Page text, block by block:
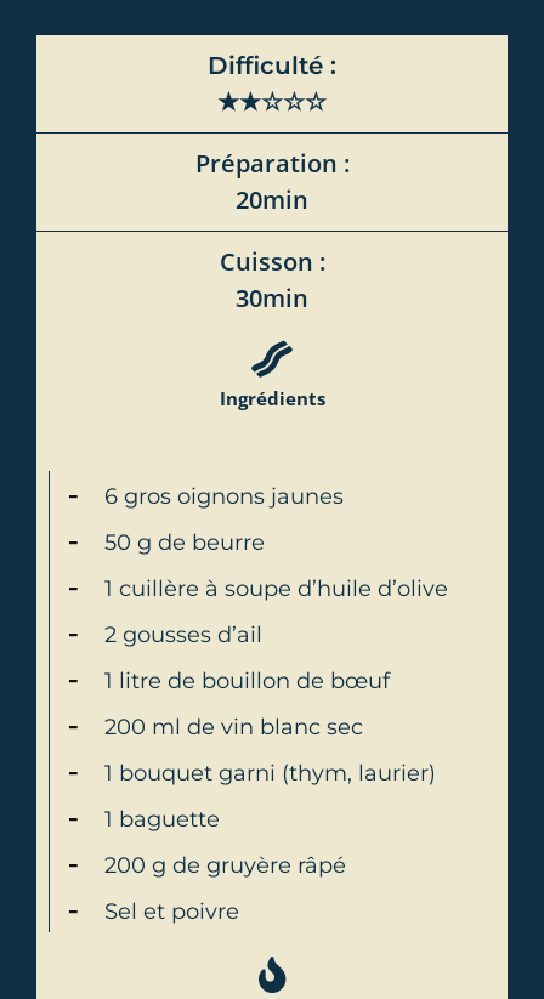
Difficulté :
★★☆☆☆
Préparation :
20min
Cuisson :
30min
Ingrédients
6 gros oignons jaunes
50 g de beurre
1 cuillère à soupe d’huile d’olive
2 gousses d’ail
1 litre de bouillon de bœuf
200 ml de vin blanc sec
1 bouquet garni (thym, laurier)
1 baguette
200 g de gruyère râpé
Sel et poivre